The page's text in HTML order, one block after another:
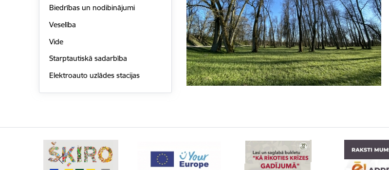
Biedrības un nodibinājumi
Veselība
Vide
Starptautiskā sadarbība
Elektroauto uzlādes stacijas